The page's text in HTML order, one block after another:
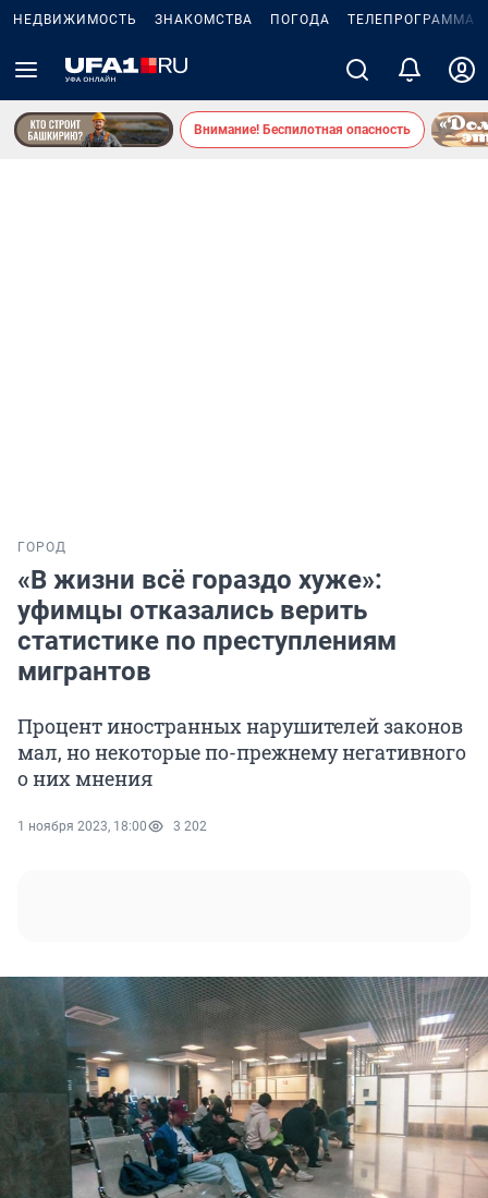
НЕДВИЖИМОСТЬ ЗНАКОМСТВА ПОГОДА ТЕЛЕПРОГРАММА
Внимание! Беспилотная опасность
ГОРОД
«В жизни всё гораздо хуже»:
уфимцы отказались верить
статистике по преступлениям
мигрантов
Процент иностранных нарушителей законов
мал, но некоторые по-прежнему негативного
о них мнения
1 ноября 2023, 18:00 3 202